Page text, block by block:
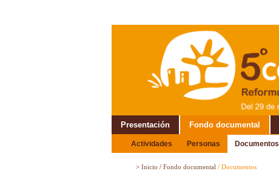
Presentación Fondo documental
Actividades Personas Documentos
Alrededor del Encuentro
> Inicio / Fondo documental / Documentos